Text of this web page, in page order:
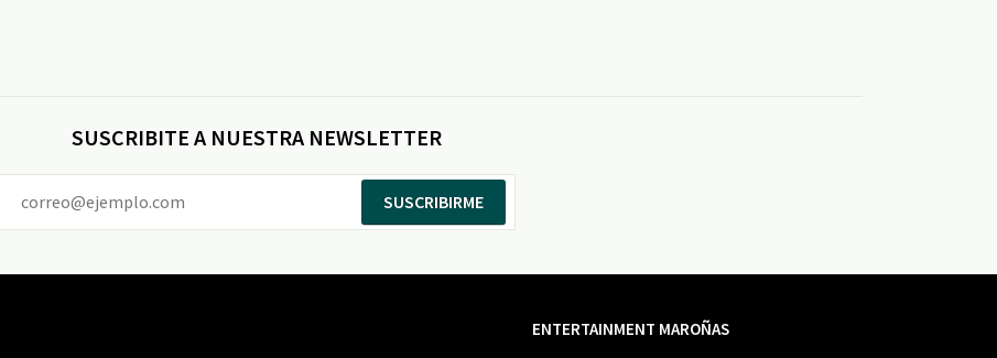
SUSCRIBITE A NUESTRA NEWSLETTER
SUSCRIBIRME
ENTERTAINMENT MAROÑAS